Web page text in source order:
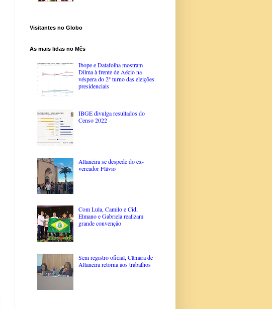
Visitantes no Globo
As mais lidas no Mês
Ibope e Datafolha mostram
Dilma à frente de Aécio na
véspera do 2º turno das eleições
presidenciais
IBGE divulga resultados do
Censo 2022
Altaneira se despede do ex-
vereador Flávio
Com Lula, Camilo e Cid,
Elmano e Gabriela realizam
grande convenção
Sem registro oficial, Câmara de
Altaneira retorna aos trabalhos